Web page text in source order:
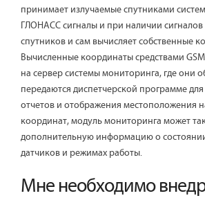
принимает излучаемые спутниками
ГЛОНАСС сигналы и при наличии
спутников и сам вычисляет собственные
Вычисленные координаты средствами
на сервер системы мониторинга, где они
передаются диспетчерской программе
отчетов и отображения местоположения
координат, модуль мониторинга может
дополнительную информацию о
датчиков и режимах работы.
Мне необходимо